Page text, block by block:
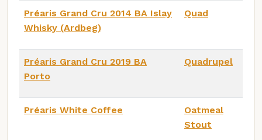
Préaris Grand Cru 2014 BA Islay
Whisky (Ardbeg)
Quad
Préaris Grand Cru 2019 BA
Porto
Quadrupel
Préaris White Coffee
Oatmeal
Stout